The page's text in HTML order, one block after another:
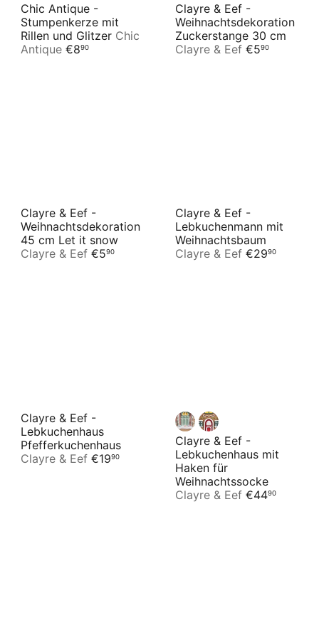
Chic Antique -
Stumpenkerze mit
Rillen und Glitzer Chic
Antique €890
Clayre & Eef -
Weihnachtsdekoration
Zuckerstange 30 cm
Clayre & Eef €590
Clayre & Eef -
Weihnachtsdekoration
45 cm Let it snow
Clayre & Eef €590
Clayre & Eef -
Lebkuchenmann mit
Weihnachtsbaum
Clayre & Eef €2990
Clayre & Eef -
Lebkuchenhaus
Pfefferkuchenhaus
Clayre & Eef €1990
Clayre & Eef -
Lebkuchenhaus mit
Haken für
Weihnachtssocke
Clayre & Eef €4490